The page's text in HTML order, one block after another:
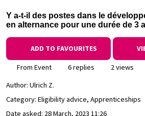
Y a-t-il des postes dans le
en alternance pour une durée de 3
ADD TO FAVOURITES
From Event 6 replies
2 views
Author: Ulrich Z.
Category: Eligibility advice, Apprenticeships
Date asked: 28 March, 2023 11:26